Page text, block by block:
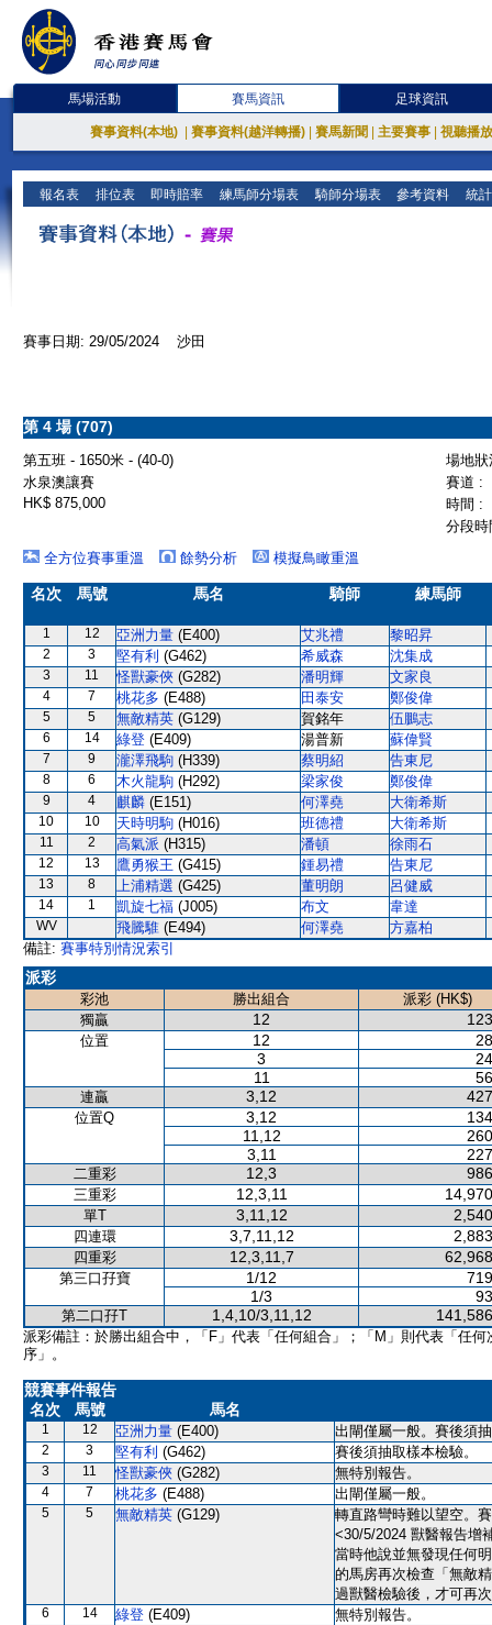
馬場活動 賽馬資訊 足球資訊
賽事資料(本地) 賽事資料(越洋轉播) 賽馬新聞 主要賽事 視聽播
報名表 排位表 即時賠率 練馬師分場表 騎師分場表 參考資料 統
賽事日期: 29/05/2024 沙田
第 4 場 (707)
第五班 - 1650米 - (40-0)
場地
水泉澳讓賽
賽道 :
HK$ 875,000
時間 :
分段
全方位賽事重溫
餘勢分析 模擬鳥瞰重溫
名次 馬號 馬名 騎師 練馬師
1 12 亞洲力量 (E400) 艾兆禮 黎昭昇
2 3 堅有利 (G462) 希威森 沈集成
3 11 怪獸豪俠 (G282) 潘明輝 文家良
4 7 桃花多 (E488) 田泰安 鄭俊偉
5 5 無敵精英 (G129) 賀銘年 伍鵬志
6 14 綠登 (E409) 湯普新 蘇偉賢
7 9 瀧澤飛駒 (H339) 蔡明紹 告東尼
8 6 木火龍駒 (H292) 梁家俊 鄭俊偉
9 4 麒麟 (E151) 何澤堯 大衛希斯
10 10 天時明駒 (H016) 班德禮 大衛希斯
11 2 高氣派 (H315) 潘頓 徐雨石
12 13 鷹勇猴王 (G415) 鍾易禮 告東尼
13 8 上浦精選 (G425) 董明朗 呂健威
14 1 凱旋七福 (J005) 布文 韋達
WV 飛騰騅 (E494) 何澤堯
方嘉柏
備註: 賽事特別情況索引
派彩
彩池 勝出組合
派彩 (HK$)
獨贏
12
位置 12
3
11
連贏 3,12
位置Q 3,12
11,12
3,11
二重彩 12,3
三重彩 12,3,11
單T 3,11,12
四連環 3,7,11,12
四重彩 12,3,11,7
第三口孖寶 1/12
1/3
第二口孖T 1,4,10/3,11,12
派彩備註：於勝出組合中，「F」代表「任何組合」；「M」則代表「任何
序」。
競賽事件報告
名次
馬號 馬名
1 12 亞洲力量 (E400) 出閘僅屬一般。賽後須
2 3 堅有利 (G462) 賽後須抽取樣本檢驗。
3 11 怪獸豪俠 (G282) 無特別報告。
4 7 桃花多 (E488) 出閘僅屬一般。
5 5 無敵精英 (G129)
轉直路彎時難以望空。
<30/5/2024 獸醫報告增
當時他說並無發現任何
的馬房再次檢查「無敵
過獸醫檢驗後，才可再
6 14 綠登 (E409) 無特別報告。